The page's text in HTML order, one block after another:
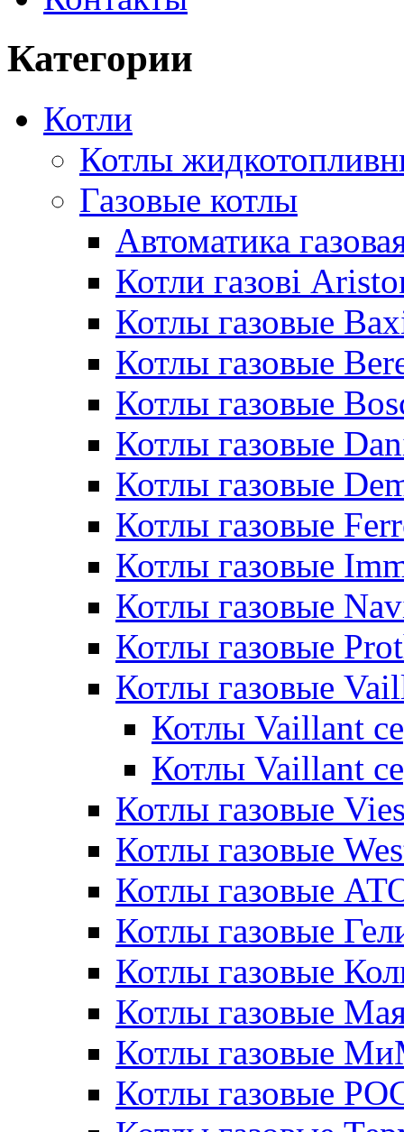
Категории
Котли
Котлы
Газовые котлы
Автоматика
Котли газові
Котлы газовые
Котлы газовые
Котлы газовые
Котлы газовые
Котлы газовые
Котлы газовые
Котлы газовые
Котлы газовые
Котлы газовые
Котлы газовые
Котлы Vaillant
Котлы Vaillant
Котлы газовые
Котлы газовые
Котлы газовые
Котлы газовые
Котлы газовые
Котлы газовые
Котлы газовые
Котлы газовые